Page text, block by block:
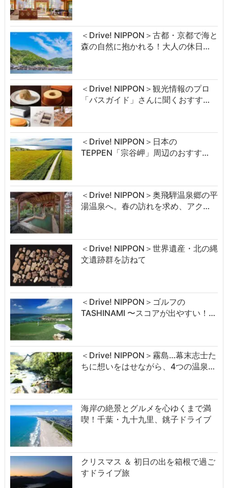
＜Drive! NIPPON＞古都・京都で海と
森の自然に抱かれる！大人の休日…
＜Drive! NIPPON＞観光情報のプロ
「バスガイド」さんに聞くおすす…
＜Drive! NIPPON＞日本の
TEPPEN「宗谷岬」周辺のおすす…
＜Drive! NIPPON＞奥飛騨温泉郷の平
湯温泉へ。春の訪れを求め、アク…
＜Drive! NIPPON＞世界遺産・北の縄
文遺跡群を訪ねて
＜Drive! NIPPON＞ゴルフの
TASHINAMI 〜スコアが出やすい！…
＜Drive! NIPPON＞霧島…幕末志士た
ちに想いをはせながら、4つの温泉…
海岸の絶景とグルメを心ゆくまで満
喫！千葉・九十九里、銚子ドライブ
クリスマス ＆ 初日の出を箱根で過ご
すドライブ旅